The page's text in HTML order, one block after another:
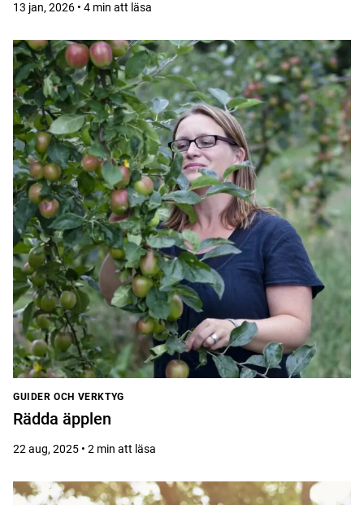
13 jan, 2026 • 4 min att läsa
GUIDER OCH VERKTYG
Rädda äpplen
22 aug, 2025 • 2 min att läsa